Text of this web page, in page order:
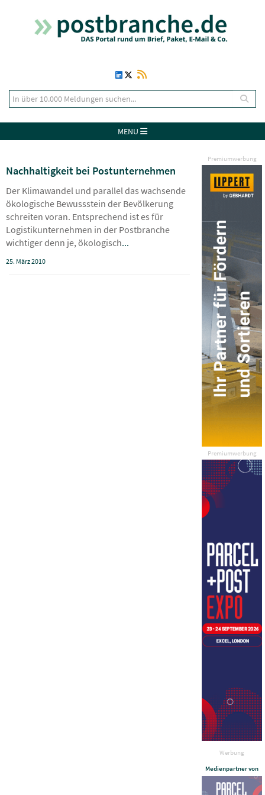
MENU
Premiumwerbung
Premiumwerbung
Werbung
Medienpartner von
Nachhaltigkeit bei Postunternehmen
Der Klimawandel und parallel das wachsende
ökologische Bewussstein der Bevölkerung
schreiten voran. Entsprechend ist es für
Logistikunternehmen in der Postbranche
wichtiger denn je, ökologisch...
25. März 2010